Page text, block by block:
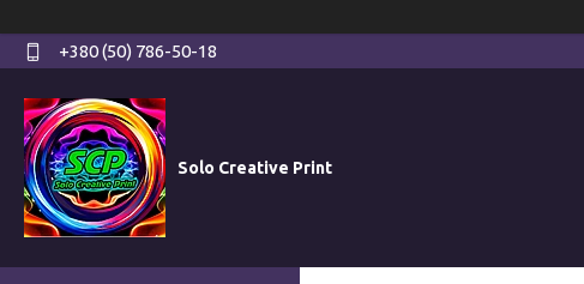
+380 (50) 786-50-18
Solo Creative Print